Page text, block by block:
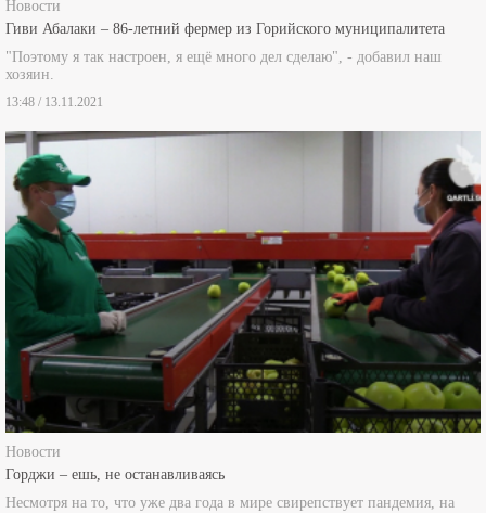
Гиви Абалаки – 86-летний фермер из Горийского муниципалитета
"Поэтому я так настроен, я ещё много дел сделаю", - добавил наш
хозяин.
Новости
Горджи – ешь, не останавливаясь
Несмотря на то, что уже два года в мире свирепствует пандемия, на
горийском